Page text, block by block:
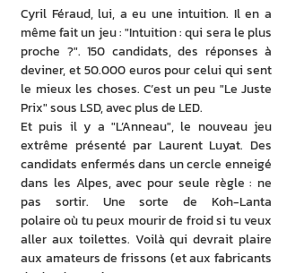
Cyril Féraud, lui, a eu une intuition. Il en a
même fait un jeu : "Intuition : qui sera le plus
proche ?". 150 candidats, des réponses à
deviner, et 50.000 euros pour celui qui sent
le mieux les choses. C’est un peu "Le Juste
Prix" sous LSD, avec plus de LED.
Et puis il y a "L’Anneau", le nouveau jeu
extrême présenté par Laurent Luyat. Des
candidats enfermés dans un cercle enneigé
dans les Alpes, avec pour seule règle : ne
pas sortir. Une sorte de Koh-Lanta
polaire où tu peux mourir de froid si tu veux
aller aux toilettes. Voilà qui devrait plaire
aux amateurs de frissons (et aux fabricants